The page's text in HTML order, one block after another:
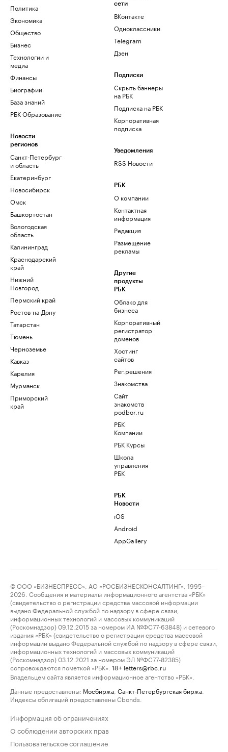
Политика
Экономика
Общество
Бизнес
Технологии и
медиа
Финансы
Биографии
База знаний
РБК Образование
Новости
регионов
Санкт-Петербург
и область
Екатеринбург
Новосибирск
Омск
Башкортостан
Вологодская
область
Калининград
Краснодарский
край
Нижний
Новгород
Пермский край
Ростов-на-Дону
Татарстан
Тюмень
Черноземье
Кавказ
Карелия
Мурманск
Приморский
край
сети
ВКонтакте
Одноклассники
Telegram
Дзен
Подписки
Скрыть баннеры
на РБК
Подписка на РБК
Корпоративная
подписка
Уведомления
RSS Новости
РБК
О компании
Контактная
информация
Редакция
Размещение
рекламы
Другие
продукты
РБК
Облако для
бизнеса
Корпоративный
регистратор
доменов
Хостинг
сайтов
Рег.решения
Знакомства
Сайт
знакомств
podbor.ru
РБК
Компании
РБК Курсы
Школа
управления
РБК
РБК
Новости
iOS
Android
AppGallery
© ООО «БИЗНЕСПРЕСС», АО «РОСБИЗНЕСКОНСАЛТИНГ», 1995–
2026. Сообщения и материалы информационного агентства «РБК»
(свидетельство о регистрации средства массовой информации
выдано Федеральной службой по надзору в сфере связи,
информационных технологий и массовых коммуникаций
(Роскомнадзор) 09.12.2015 за номером ИА №ФС77-63848) и сетевого
издания «РБК» (свидетельство о регистрации средства массовой
информации выдано Федеральной службой по надзору в сфере связи,
информационных технологий и массовых коммуникаций
(Роскомнадзор) 03.12.2021 за номером ЭЛ №ФС77-82385)
сопровождаются пометкой «РБК».
18+ letters@rbc.ru
Владельцем сайта является информационное агентство «РБК».
Данные предоставлены: Мосбиржа Санкт-Петербургская биржа
Индексы облигаций предоставлены Cbonds.
Информация об ограничениях
О соблюдении авторских прав
Пользовательское соглашение